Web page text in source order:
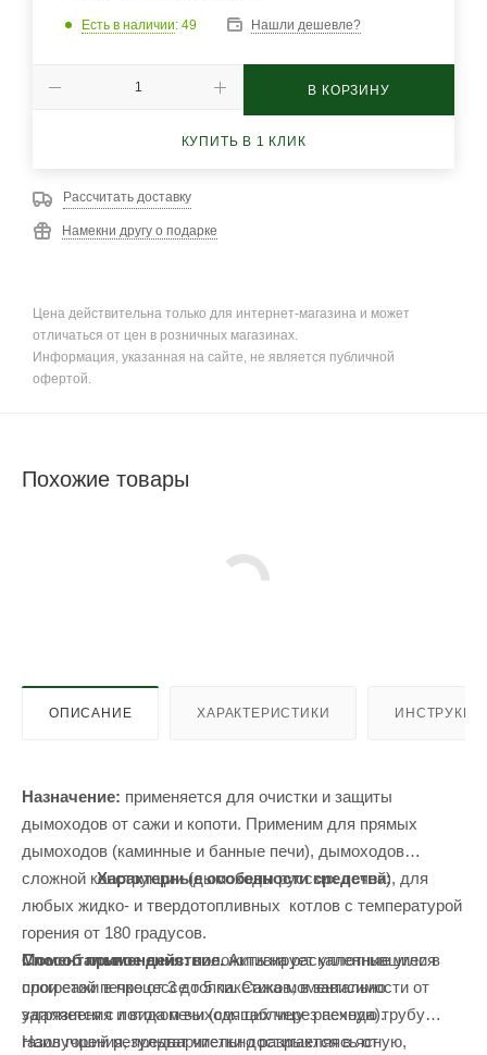
Есть в наличии: 49 Нашли дешевле?
В КОРЗИНУ
КУПИТЬ В 1 КЛИК
Рассчитать доставку
Намекни другу о подарке
Цена действительна только для интернет-магазина и может
отличаться от цен в розничных магазинах.
Информация, указанная на сайте, не является публичной
офертой.
Похожие товары
ОПИСАНИЕ ХАРАКТЕРИСТИКИ
Назначение: применяется для очистки и защиты
дымоходов от сажи и копоти. Применим для прямых
дымоходов (каминные и банные печи), дымоходов
сложной конструкции (дымоходы русских печей), для
любых жидко- и твердотопливных котлов с температурой
горения от 180 градусов.
Способ применения:положить на раскаленные угли в
прогретой печке от 3 до 5 пакетиков, в зависимости от
загрязнения и вида печи (см. таблицу расхода).
Наилучший результат чистки достигается в ясную,
Характерные особенности средства:
Моментальное действие.Активирует уплотнившиеся
слои сажи в процессе топки. Сажа моментально
удаляется с потоком выходящих через печную трубу
газов горения, предварительно разрыхляясь от